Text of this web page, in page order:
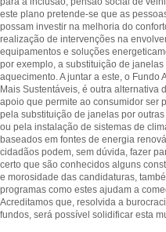
este plano pretende-se que as
possam investir na melhoria do
realização de intervenções na
equipamentos e soluções
por exemplo, a substituição de
aquecimento. A juntar a este, o Fundo
Mais Sustentáveis, é outra alternativa
apoio que permite ao consumidor ser
pela substituição de janelas por
ou pela instalação de sistemas de
baseados em fontes de energia
cidadãos podem, sem dúvida, fazer
certo que são conhecidos alguns
e morosidade das candidaturas,
programas como estes ajudam a
Acreditamos que, resolvida a
fundos, será possível solidificar esta